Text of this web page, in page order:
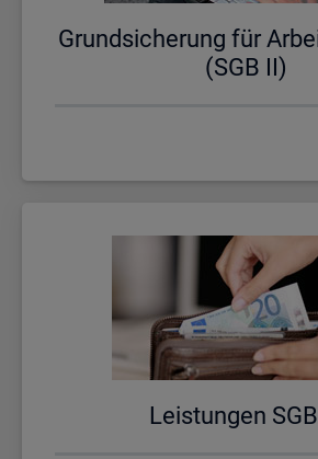
Grund­si­che­rung für
(SGB II)
Leis­tun­gen